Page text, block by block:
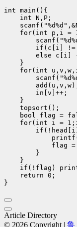
int main(){
    int N,P;
for(int p,i =
if(c[i]
else c[i]
    }
for(int
        in[v]++;
    }
    topsort();
bool flag =
for(int i =
flag =
        }
    }
if(!flag)
    return 0;
Article Directory
© 2026 Copyright | 鲁